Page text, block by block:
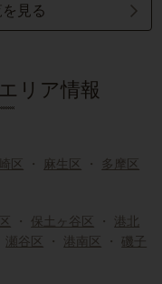
見る
リア情報
崎区 ・ 麻生区 ・ 多摩区
・ 保土ヶ谷区 ・ 港北
瀬谷区 ・ 港南区 ・ 磯子